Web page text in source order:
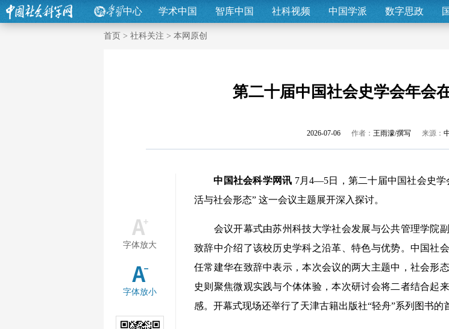
中心 学术中国 智库中国 社科视频 中国学派 数字思政
首页 > 社科关注 > 本网原创
第二十届中国社会史学会年会
2026-07-06 作者： 王雨濛/撰写 来源：
字体放大
字体放小
中国社会科学网讯 7月4—5日，第二十届中国社会史
活与社会形态” 这一会议主题展开深入探讨。
会议开幕式由苏州科技大学社会发展与公共管理学院
致辞中介绍了该校历史学科之沿革、特色与优势。中国社
任常建华在致辞中表示，本次会议的两大主题中，社会形
史则聚焦微观实践与个体体验，本次研讨会将二者结合起
感。开幕式现场还举行了天津古籍出版社“轻舟”系列图书的